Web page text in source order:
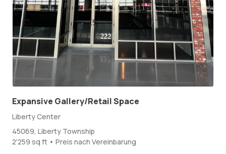
Expansive Gallery/Retail Space
Liberty Center
45069, Liberty Township
2'259 sq ft • Preis nach Vereinbarung